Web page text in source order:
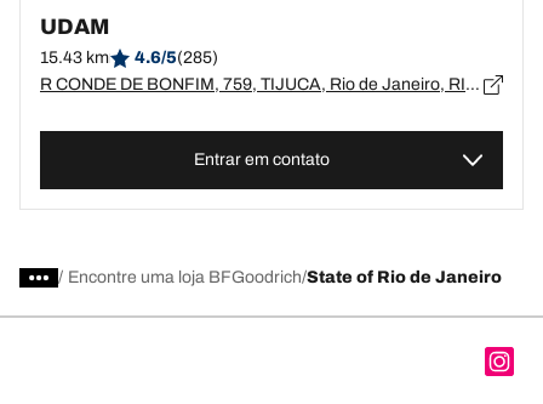
UDAM
15.43 km 4.6/5(285)
R CONDE DE BONFIM, 759, TIJUCA, Rio de Janeiro, RIO DE JANEIRO - 20530-000
Entrar em contato
/ Encontre uma loja BFGoodrich State of Rio de Janeiro